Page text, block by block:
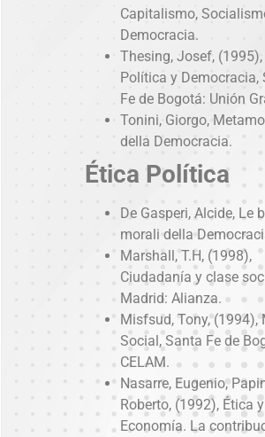
Capitalismo,
Democracia.
Thesing, Josef, (1995),
Política y Democracia,
Fe de Bogotá: Unión
Tonini, Giorgo,
della Democracia.
Ética Política
De Gasperi, Alcide, Le
morali della
Marshall, T.H, (1998),
Ciudadanía y clase
Madrid: Alianza.
Misfsud, Tony, (1994),
Social, Santa Fe de
CELAM.
Nasarre, Eugenio,
Roberto, (1992), Ética y
Economía. La